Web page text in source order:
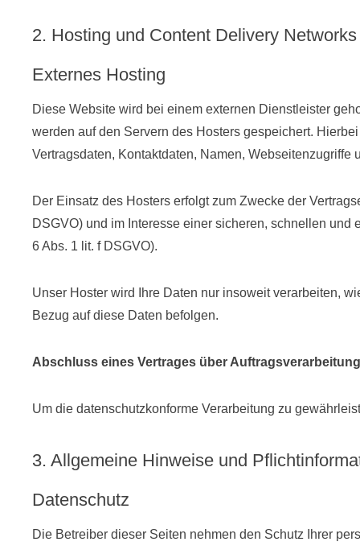
2. Hosting und Content Delivery
Externes Hosting
Diese Website wird bei einem externen Dienstleister
werden auf den Servern des Hosters gespeichert.
Vertragsdaten, Kontaktdaten, Namen,
Der Einsatz des Hosters erfolgt zum Zwecke der
DSGVO) und im Interesse einer sicheren, schnellen
6 Abs. 1 lit. f DSGVO).
Unser Hoster wird Ihre Daten nur insoweit verarbeiten,
Bezug auf diese Daten befolgen.
Abschluss eines Vertrages über Auftragsverarbeitung
Um die datenschutzkonforme Verarbeitung zu
3. Allgemeine Hinweise und
Datenschutz
Die Betreiber dieser Seiten nehmen den Schutz Ihrer